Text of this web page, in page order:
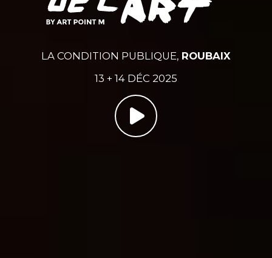
LA CONDITION PUBLIQUE, ROUBAIX
13 + 14 DÉC 2025